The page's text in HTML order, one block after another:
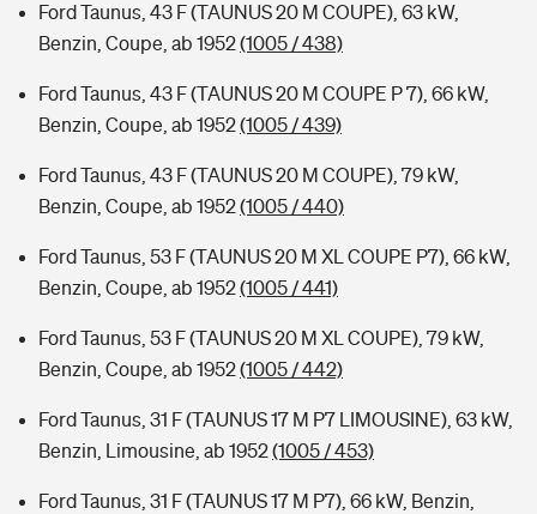
Ford Taunus, 43 F (TAUNUS 20 M COUPE), 63 kW,
Benzin, Coupe, ab 1952(1005 / 438)
Ford Taunus, 43 F (TAUNUS 20 M COUPE P 7), 66 kW,
Benzin, Coupe, ab 1952(1005 / 439)
Ford Taunus, 43 F (TAUNUS 20 M COUPE), 79 kW,
Benzin, Coupe, ab 1952(1005 / 440)
Ford Taunus, 53 F (TAUNUS 20 M XL COUPE P7), 66 kW,
Benzin, Coupe, ab 1952(1005 / 441)
Ford Taunus, 53 F (TAUNUS 20 M XL COUPE), 79 kW,
Benzin, Coupe, ab 1952(1005 / 442)
Ford Taunus, 31 F (TAUNUS 17 M P7 LIMOUSINE), 63 kW,
Benzin, Limousine, ab 1952(1005 / 453)
Ford Taunus, 31 F (TAUNUS 17 M P7), 66 kW, Benzin,